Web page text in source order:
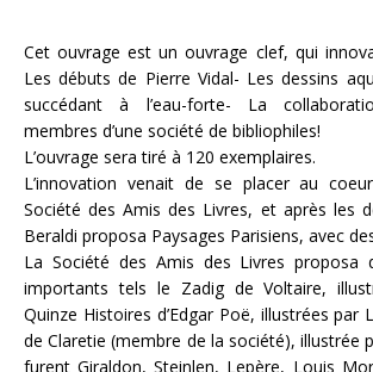
Cet ouvrage est un ouvrage clef, qui
Les débuts de Pierre Vidal- Les dessins
succédant à l’eau-forte- La
membres d’une société de bibliophiles!
L’ouvrage sera tiré à 120 exemplaires.
L’innovation venait de se placer au
Société des Amis des Livres, et après les
Beraldi proposa Paysages Parisiens, avec
La Société des Amis des Livres proposa
importants tels le Zadig de Voltaire,
Quinze Histoires d’Edgar Poë, illustrées par
de Claretie (membre de la société), illustrée
furent Giraldon, Steinlen, Lepère, Louis